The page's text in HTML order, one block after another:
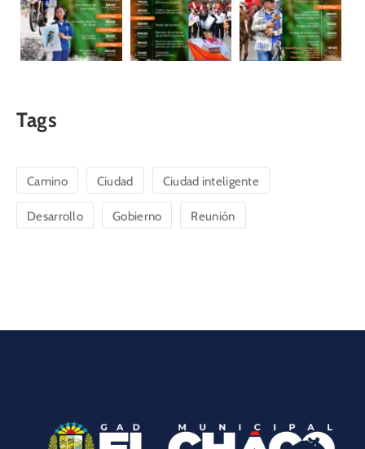
Tags
Camino Ciudad Ciudad inteligente
Desarrollo Gobierno Reunión